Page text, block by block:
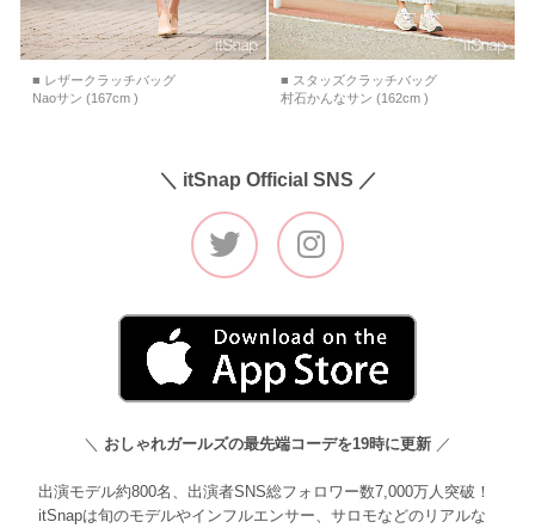
■ レザークラッチバッグ
Naoサン (167cm )
■ スタッズクラッチバッグ
村石かんなサン (162cm )
＼ itSnap Official SNS ／
＼ おしゃれガールズの最先端コーデを19時に更新 ／
出演モデル約800名、出演者SNS総フォロワー数7,000万人突破！
itSnapは旬のモデルやインフルエンサー、サロモなどのリアルな